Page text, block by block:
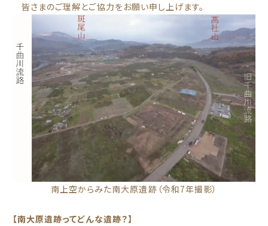
皆さまのご理解とご協力をお願い申し上げます。
南上空からみた南大原遺跡（令和7年撮影）
【南大原遺跡ってどんな遺跡？】